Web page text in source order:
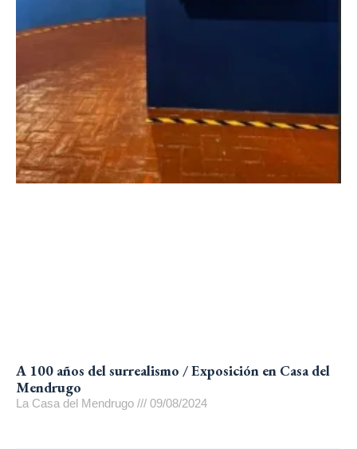
A 100 años del surrealismo / Exposición en Casa del
Mendrugo
La Casa del Mendrugo 09/08/2024